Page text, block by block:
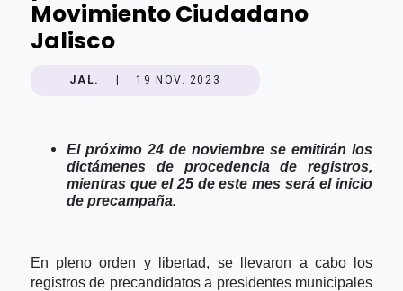
Movimiento Ciudadano
Jalisco
JAL. 19 NOV. 2023
El próximo 24 de noviembre se emitirán los
dictámenes de procedencia de registros,
mientras que el 25 de este mes será el inicio
de precampaña.
En pleno orden y libertad, se llevaron a cabo los
registros de precandidatos a presidentes municipales